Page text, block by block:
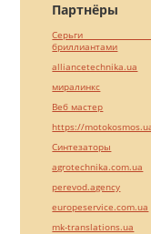
Партнёры
Серьги
бриллиантами
alliancetechnika.ua
миралинкс
Веб мастер
https://
Синтезаторы
agrotechnika.com.ua
perevod.agency
europeservice.com.ua
mk-translations.ua